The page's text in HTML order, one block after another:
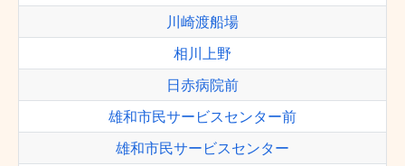
川崎渡船場
相川上野
日赤病院前
雄和市民サービスセンター前
雄和市民サービスセンター